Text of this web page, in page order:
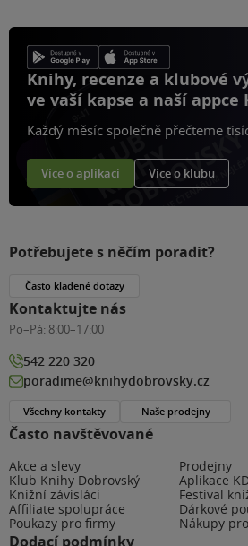
Knihy, recenze a klubové
ve vaší kapse a naší appce
Každý měsíc společně přečteme
Více o aplikaci Více o klubu
Často navštěvované
Akce a slevy
Prodejny
Klub Knihy Dobrovský
Aplikace
Knižní závisláci
Festival
Affiliate spolupráce
Dárkové
Poukazy pro firmy
Nákupy
Dodací podmínky
Potřebujete s něčím poradit?
Často kladené dotazy
Kontaktujte nás
Po–Pá: 8:00–17:00
542 220 320
poradime@knihydobrovsky.cz
Všechny kontakty Naše prodejny